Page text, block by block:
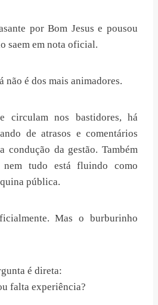
por Bom Jesus e pousou
saem em nota oficial.
não é dos mais animadores.
circulam nos bastidores, há
de atrasos e comentários
condução da gestão. Também
tudo está fluindo como
pública.
Mas o burburinho
é direta:
falta experiência?